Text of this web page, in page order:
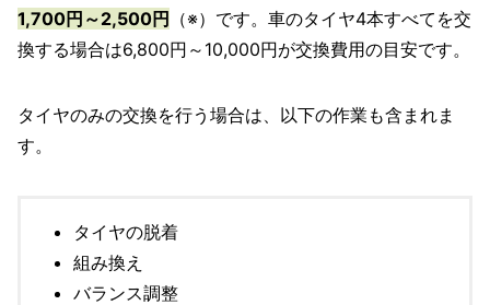
1,700円～2,500円 （※）です。車のタイヤ4本すべてを交
換する場合は6,800円～10,000円が交換費用の目安です。
タイヤのみの交換を行う場合は、以下の作業も含まれま
す。
タイヤの脱着
組み換え
バランス調整